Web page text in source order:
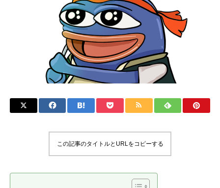
この記事のタイトルとURLをコピーする